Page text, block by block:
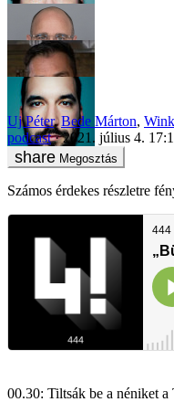
Uj Péter,Bede Márton,
podcast
2021. július 4.
Megosztás
Számos érdekes részletre
00.30: Tiltsák be a néniket a